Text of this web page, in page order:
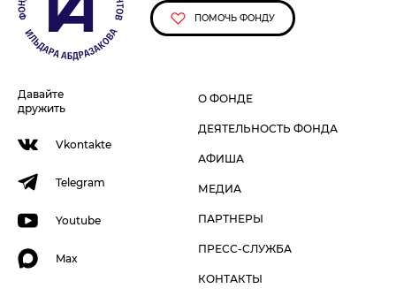
ПОМОЧЬ ФОНДУ
О ФОНДЕ
ДЕЯТЕЛЬНОСТЬ ФОНДА
АФИША
МЕДИА
ПАРТНЕРЫ
ПРЕСС-СЛУЖБА
КОНТАКТЫ
Давайте
дружить
Vkontakte
Telegram
Youtube
Max